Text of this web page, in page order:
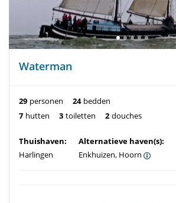
Waterman
29 personen 24 bedden
7 hutten 3 toiletten 2 douches
Thuishaven:
Harlingen
Alternatieve haven(s):
Enkhuizen, Hoorn